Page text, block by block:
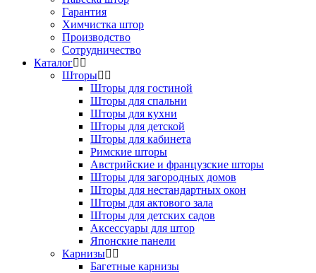
Гарантия
Химчистка штор
Производство
Сотрудничество
Каталог
Шторы
Шторы для гостиной
Шторы для спальни
Шторы для кухни
Шторы для детской
Шторы для кабинета
Римские шторы
Австрийские и французские шторы
Шторы для загородных домов
Шторы для нестандартных окон
Шторы для актового зала
Шторы для детских садов
Аксессуары для штор
Японские панели
Карнизы
Багетные карнизы